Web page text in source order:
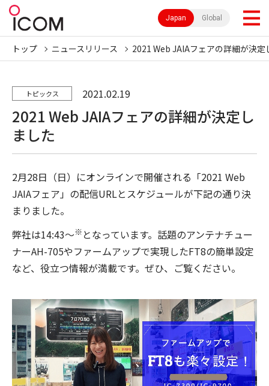
Japan Global
トップ ニュースリリース 2021 Web JAIAフェアの詳細が決定
トピックス 2021.02.19
2021 Web JAIAフェアの詳細が決定し
ました
2月28日（日）にオンラインで開催される「2021 Web
JAIAフェア」の配信URLとスケジュールが下記の通り決
まりました。
弊社は14:43～※ となっています。話題のアンテナチュー
ナーAH-705やファームアップで実現したFT8の簡単設定
など、役立つ情報が満載です。ぜひ、ご覧ください。